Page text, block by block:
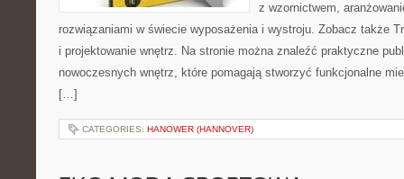
z wzornictwem,
rozwiązaniami w świecie wyposażenia i wystroju. Zobacz także
i projektowanie wnętrz. Na stronie można znaleźć praktyczne
nowoczesnych wnętrz, które pomagają stworzyć funkcjonalne
[…]
CATEGORIES: HANOWER (HANNOVER)